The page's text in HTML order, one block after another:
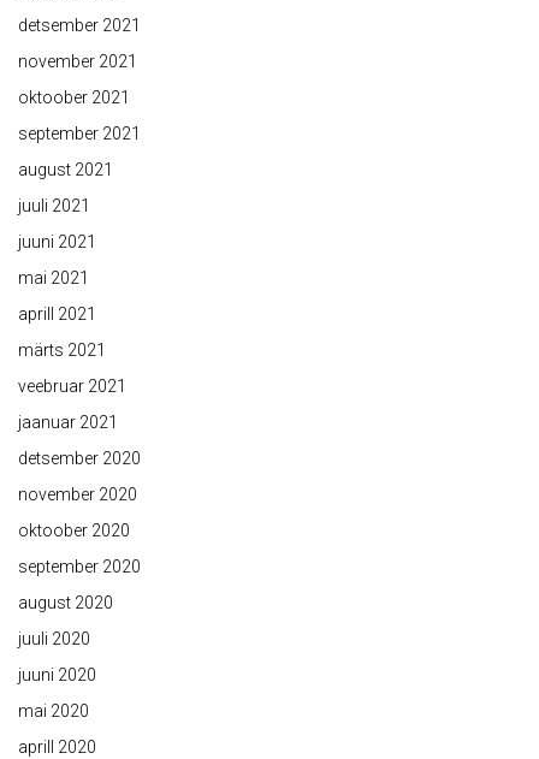
detsember 2021
november 2021
oktoober 2021
september 2021
august 2021
juuli 2021
juuni 2021
mai 2021
aprill 2021
märts 2021
veebruar 2021
jaanuar 2021
detsember 2020
november 2020
oktoober 2020
september 2020
august 2020
juuli 2020
juuni 2020
mai 2020
aprill 2020